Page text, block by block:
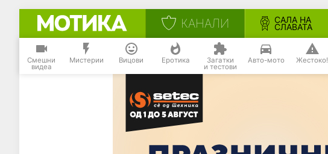
КАНАЛИ САЛА НА
СЛАВАТА
Смешни
видеа
Мистерии Вицови Еротика Загатки
и тестови
Авто-мото Жестоко!